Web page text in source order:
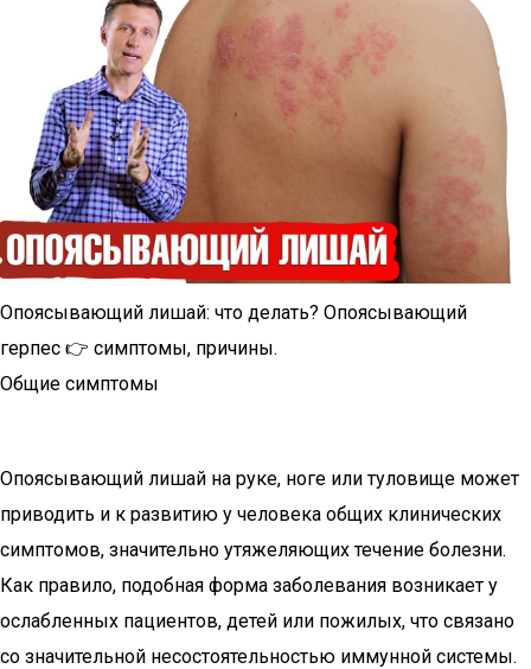
Опоясывающий лишай: что делать? Опоясывающий
герпес 👉 симптомы, причины.
Общие симптомы
Опоясывающий лишай на руке, ноге или туловище может
приводить и к развитию у человека общих клинических
симптомов, значительно утяжеляющих течение болезни.
Как правило, подобная форма заболевания возникает у
ослабленных пациентов, детей или пожилых, что связано
со значительной несостоятельностью иммунной системы.